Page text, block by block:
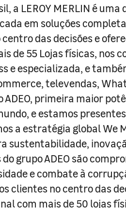
a LEROY MERLIN é
em soluções
centro das decisões e
de 55 Lojas físicas, nos
e especializada, e
televendas,
ADEO, primeira maior
e estamos
a estratégia global We
sustentabilidade,
grupo ADEO são
e combate à
clientes no centro das
com mais de 50 lojas